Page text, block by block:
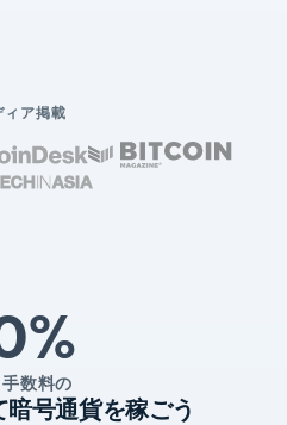
ィア掲載
数料の
号通貨を稼ごう